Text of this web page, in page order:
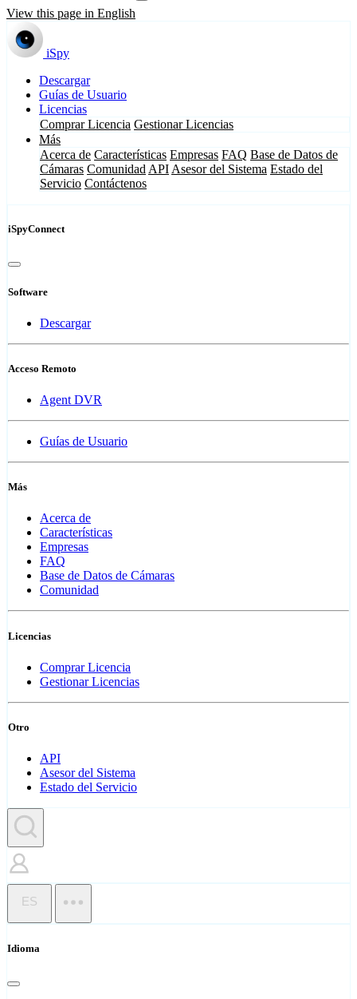
View this page in English
iSpy
Descargar
Guías de Usuario
Licencias
Comprar Licencia Gestionar Licencias
Más
Acerca de Características Empresas FAQ Base de Datos de
Cámaras Comunidad API Asesor del Sistema Estado del
Servicio Contáctenos
iSpyConnect
Software
Descargar
Acceso Remoto
Agent DVR
Guías de Usuario
Más
Acerca de
Características
Empresas
FAQ
Base de Datos de Cámaras
Comunidad
Licencias
Comprar Licencia
Gestionar Licencias
Otro
API
Asesor del Sistema
Estado del Servicio
ES
Idioma